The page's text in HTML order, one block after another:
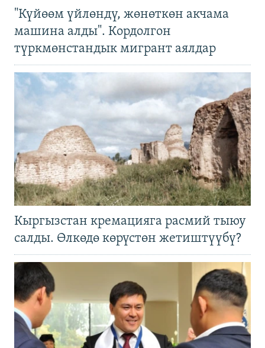
"Күйөөм үйлөндү, жөнөткөн акчама
машина алды". Кордолгон
түркмөнстандык мигрант аялдар
Кыргызстан кремацияга расмий тыюу
салды. Өлкөдө көрүстөн жетиштүүбү?